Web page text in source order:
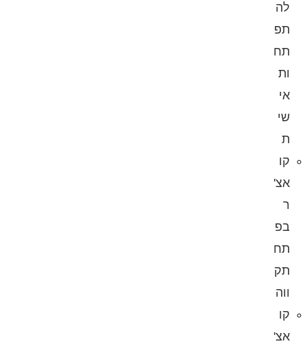
לה
תפ
תח
ות
אי
שי
ת
קו
אצ'
ר
בפ
תח
תק
ווה
קו
אצ'